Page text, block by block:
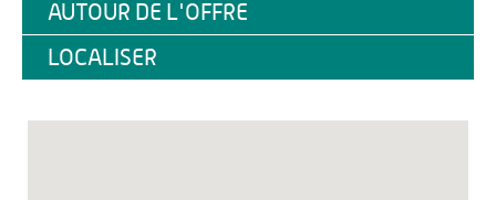
AUTOUR DE L'OFFRE
LOCALISER